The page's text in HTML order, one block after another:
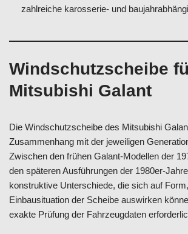
zahlreiche karosserie- und
Windschutzscheibe
Mitsubishi Galant
Die Windschutzscheibe des Mitsubishi
Zusammenhang mit der jeweiligen
Zwischen den frühen Galant-Modellen der
den späteren Ausführungen der 1980er-
konstruktive Unterschiede, die sich auf
Einbausituation der Scheibe auswirken
exakte Prüfung der Fahrzeugdaten